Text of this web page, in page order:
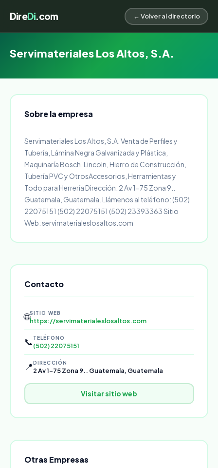
DireDi.com ← Volver al directorio
Servimateriales Los Altos, S.A.
Sobre la empresa
Servimateriales Los Altos, S.A. Venta de Perfiles y
Tubería, Lámina Negra Galvanizada y Plástica,
Maquinaría Bosch, Lincoln, Hierro de Construcción,
Tubería PVC y OtrosAccesorios, Herramientas y
Todo para Herrería Dirección: 2 Av 1-75 Zona 9..
Guatemala, Guatemala. Llámenos al teléfono: (502)
22075151 (502) 22075151 (502) 23393363 Sitio
Web: servimaterialeslosaltos.com
Contacto
🌐SITIO WEB
https://servimaterialeslosaltos.com
📞 TELÉFONO
(502) 22075151
📍DIRECCIÓN
2 Av 1-75 Zona 9.. Guatemala, Guatemala
Visitar sitio web
Otras Empresas